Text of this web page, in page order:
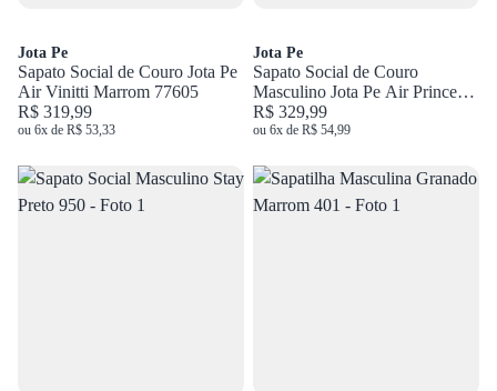
Jota Pe
Sapato Social de Couro Jota Pe
Air Vinitti Marrom 77605
R$ 319,99
ou 6x de R$ 53,33
Jota Pe
Sapato Social de Couro
Masculino Jota Pe Air Prince
Preto 73279
R$ 329,99
ou 6x de R$ 54,99